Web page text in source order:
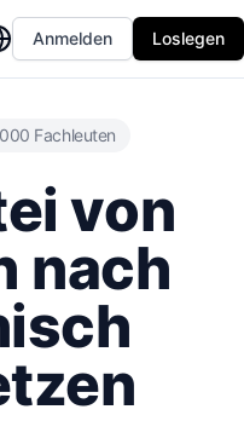
Anmelden Loslegen
Fachleuten
von
nach